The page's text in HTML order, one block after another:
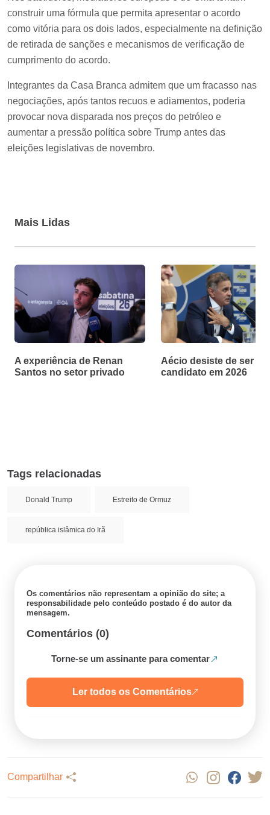
construir uma fórmula que permita apresentar o acordo
como vitória para os dois lados, especialmente na definição
de retirada de sanções e mecanismos de verificação de
cumprimento do acordo.
Integrantes da Casa Branca admitem que um fracasso nas
negociações, após tantos recuos e adiamentos, poderia
provocar nova disparada nos preços do petróleo e
aumentar a pressão política sobre Trump antes das
eleições legislativas de novembro.
Mais Lidas
A experiência de Renan
Santos no setor privado
Aécio desiste de ser
candidato em 2026
Tags relacionadas
Donald Trump Estreito de Ormuz
república islâmica do Irã
Os comentários não representam a opinião do site; a
responsabilidade pelo conteúdo postado é do autor da
mensagem.
Comentários (0)
Torne-se um assinante para comentar
Ler todos os Comentários
Compartilhar